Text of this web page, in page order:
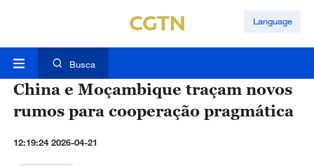
Language
Busca
China e Moçambique traçam novos
rumos para cooperação pragmática
12:19:24 2026-04-21